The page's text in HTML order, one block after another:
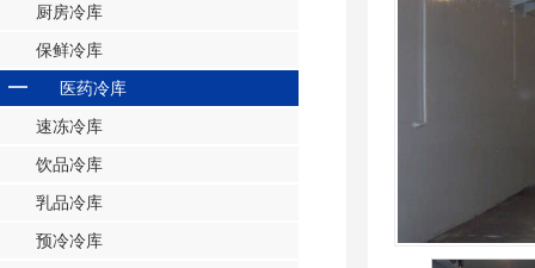
厨房冷库
保鲜冷库
医药冷库
速冻冷库
饮品冷库
乳品冷库
预冷冷库